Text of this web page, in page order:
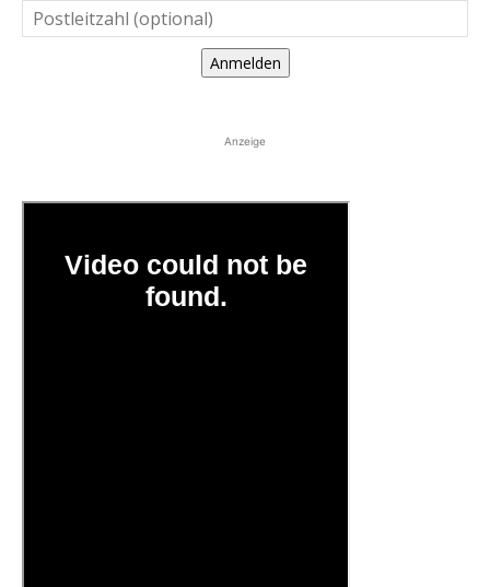
Anmelden
Anzeige